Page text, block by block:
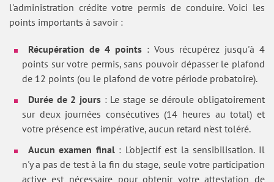
l'administration crédite votre permis de conduire. Voici les
points importants à savoir :
Récupération de 4 points: Vous récupérez jusqu'à 4
points sur votre permis, sans pouvoir dépasser le plafond
de 12 points (ou le plafond de votre période probatoire).
Durée de 2 jours: Le stage se déroule obligatoirement
sur deux journées consécutives (14 heures au total) et
votre présence est impérative, aucun retard n'est toléré.
Aucun examen final: L'objectif est la sensibilisation. Il
n'y a pas de test à la fin du stage, seule votre participation
active est nécessaire pour obtenir votre attestation de